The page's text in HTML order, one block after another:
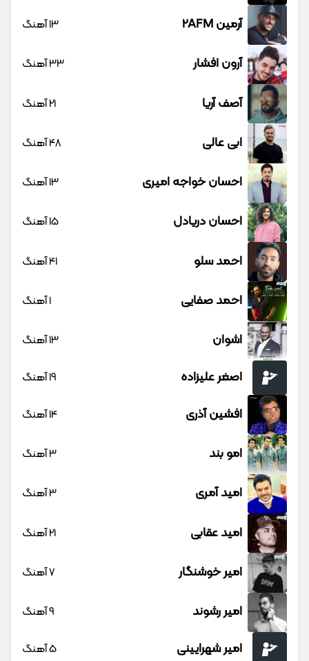
آرمین 2AFM 13 آهنگ
آرون افشار 33 آهنگ
آصف آریا 21 آهنگ
ابی عالی 48 آهنگ
احسان خواجه امیری 13 آهنگ
احسان دریادل 15 آهنگ
احمد سلو 41 آهنگ
احمد صفایی 1 آهنگ
اشوان 13 آهنگ
اصغر علیزاده 19 آهنگ
افشین آذری 14 آهنگ
امو بند 3 آهنگ
امید آمری 3 آهنگ
امید عقابی 21 آهنگ
امیر خوشنگار 7 آهنگ
امیر رشوند 9 آهنگ
امیر شهرایینی 5 آهنگ